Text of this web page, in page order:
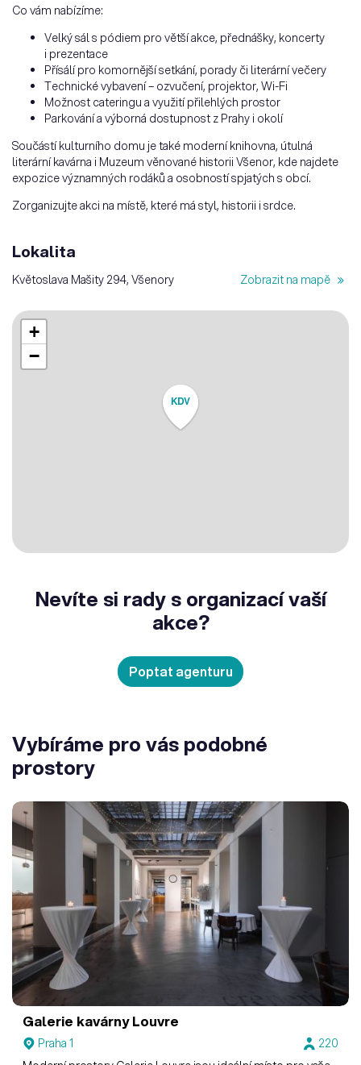
Co vám nabízíme:
Velký sál s pódiem pro větší akce, přednášky, koncerty
i prezentace
Přísálí pro komornější setkání, porady či literární večery
Technické vybavení – ozvučení, projektor, Wi-Fi
Možnost cateringu a využití přilehlých prostor
Parkování a výborná dostupnost z Prahy i okolí
Součástí kulturního domu je také moderní knihovna, útulná
literární kavárna i Muzeum věnované historii Všenor, kde najdete
expozice významných rodáků a osobností spjatých s obcí.
Zorganizujte akci na místě, které má styl, historii i srdce.
Lokalita
Květoslava Mašity 294, Všenory Zobrazit na mapě
KDV
+
−
Nevíte si rady s organizací vaší
akce?
Poptat agenturu
Vybíráme pro vás podobné
prostory
Galerie kavárny Louvre
Praha 1
220